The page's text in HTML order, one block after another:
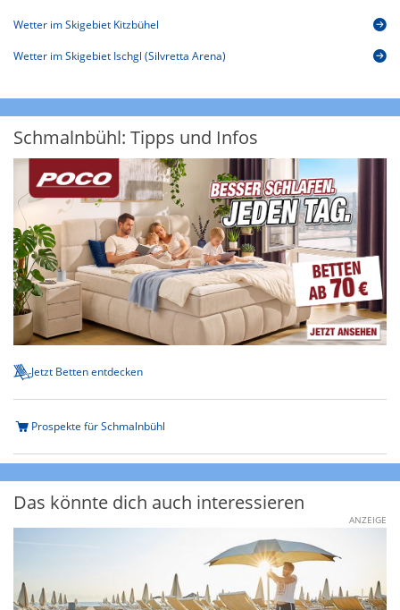
Wetter im Skigebiet Kitzbühel
Wetter im Skigebiet Ischgl (Silvretta Arena)
Schmalnbühl: Tipps und Infos
Jetzt Betten entdecken
Prospekte für Schmalnbühl
Das könnte dich auch interessieren
ANZEIGE